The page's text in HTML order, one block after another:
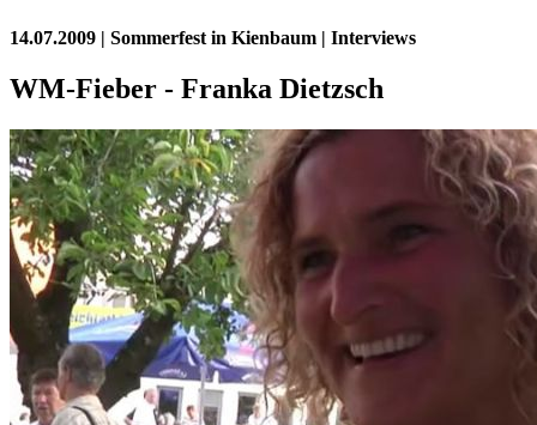
14.07.2009 | Sommerfest in Kienbaum | Interviews
WM-Fieber - Franka Dietzsch